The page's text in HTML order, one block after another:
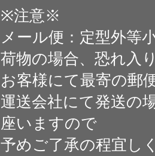
※注意※
メール便：定型外等
荷物の場合、恐れ入
お客様にて最寄の郵
運送会社にて発送の
座いますので
予めご了承の程宜し